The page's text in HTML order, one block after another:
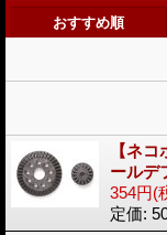
おすすめ順
【ネ
ールデ
354円(
定価: